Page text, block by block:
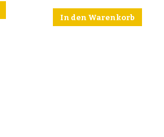
In den Warenkorb